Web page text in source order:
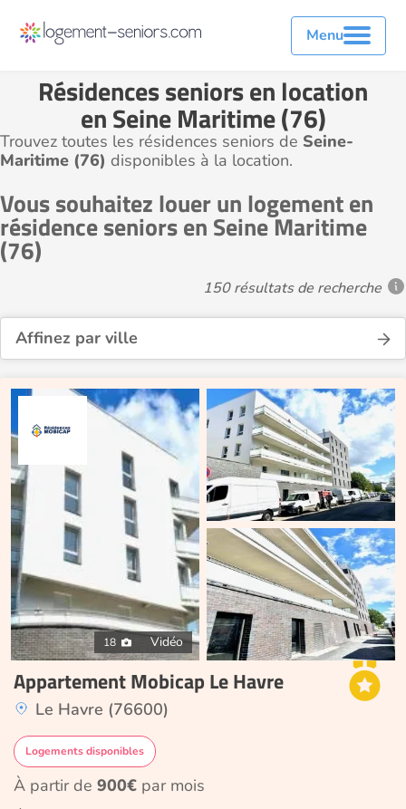
Menu
Résidences seniors en location
en Seine Maritime (76)
Trouvez toutes les résidences seniors de Seine-
Maritime (76) disponibles à la location.
Vous souhaitez louer un logement en
résidence seniors en Seine Maritime
(76)
150 résultats de recherche
Affinez par ville
18 Vidéo
Appartement Mobicap Le Havre
Le Havre (76600)
Logements disponibles
À partir de 900€ par mois